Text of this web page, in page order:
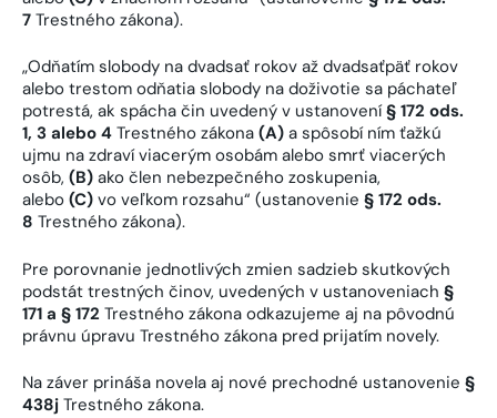
7 Trestného zákona).
„Odňatím slobody na dvadsať rokov až dvadsaťpäť rokov
alebo trestom odňatia slobody na doživotie sa páchateľ
potrestá, ak spácha čin uvedený v ustanovení§ 172 ods.
1, 3 alebo 4 Trestného zákona (A) a spôsobí ním ťažkú
ujmu na zdraví viacerým osobám alebo smrť viacerých
osôb, (B) ako člen nebezpečného zoskupenia,
alebo (C) vo veľkom rozsahu“ (ustanovenie § 172 ods.
8 Trestného zákona).
Pre porovnanie jednotlivých zmien sadzieb skutkových
podstát trestných činov, uvedených v ustanoveniach §
171 a § 172 Trestného zákona odkazujeme aj na pôvodnú
právnu úpravu Trestného zákona pred prijatím novely.
Na záver prináša novela aj nové prechodné ustanovenie §
438j Trestného zákona.